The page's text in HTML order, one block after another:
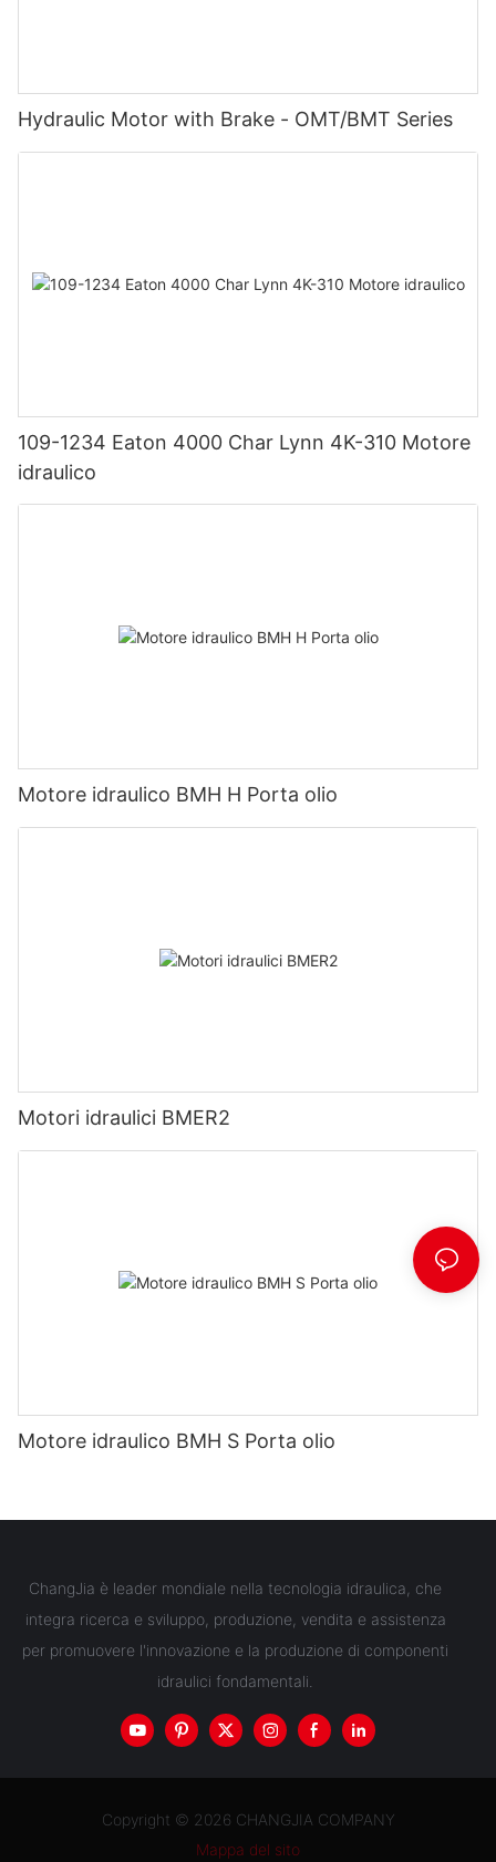
Hydraulic Motor with Brake - OMT/BMT Series
109-1234 Eaton 4000 Char Lynn 4K-310 Motore
idraulico
Motore idraulico BMH H Porta olio
Motori idraulici BMER2
Motore idraulico BMH S Porta olio
ChangJia è leader mondiale nella tecnologia idraulica, che
integra ricerca e sviluppo, produzione, vendita e assistenza
per promuovere l'innovazione e la produzione di componenti
idraulici fondamentali.
Copyright © 2026 CHANGJIA COMPANY
Mappa del sito